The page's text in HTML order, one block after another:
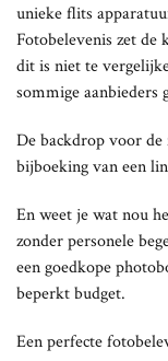
unieke flits
Fotobelevenis zet
dit is niet te
sommige aanbieders
De backdrop voor
bijboeking van een
En weet je wat nou
zonder personele
een goedkope
beperkt budget.
Een perfecte